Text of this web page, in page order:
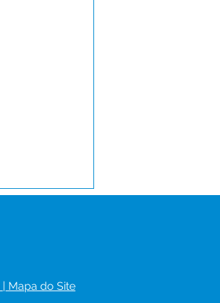
| Mapa do Site